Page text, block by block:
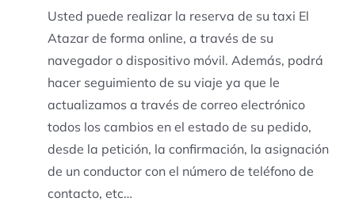
Usted puede realizar la reserva de su taxi El
Atazar de forma online, a través de su
navegador o dispositivo móvil. Además, podrá
hacer seguimiento de su viaje ya que le
actualizamos a través de correo electrónico
todos los cambios en el estado de su pedido,
desde la petición, la confirmación, la asignación
de un conductor con el número de teléfono de
contacto, etc…